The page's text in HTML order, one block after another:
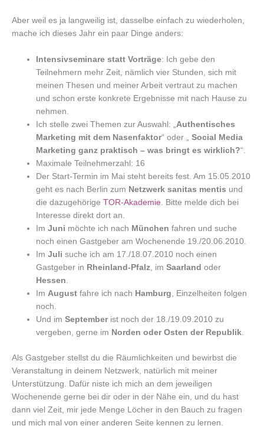
Aber weil es ja langweilig ist, dasselbe einfach zu wiederholen,
mache ich dieses Jahr ein paar Dinge anders:
Intensivseminare statt Vorträge: Ich gebe den
Teilnehmern mehr Zeit, nämlich vier Stunden, sich mit
meinen Thesen und meiner Arbeit vertraut zu machen
und schon erste konkrete Ergebnisse mit nach Hause zu
nehmen.
Ich stelle zwei Themen zur Auswahl: „ Authentisches
Marketing mit dem Nasenfaktor“ oder „Social Media
Marketing ganz praktisch – was bringt es wirklich?“.
Maximale Teilnehmerzahl: 16
Der Start-Termin im Mai steht bereits fest. Am 15.05.2010
geht es nach Berlin zum Netzwerk sanitas mentis und
die dazugehörigeTOR-Akademie . Bitte melde dich bei
Interesse direkt dort an.
ImJuni möchte ich nach München fahren und suche
noch einen Gastgeber am Wochenende 19./20.06.2010.
ImJuli suche ich am 17./18.07.2010 noch einen
Gastgeber in Rheinland-Pfalz , imSaarland oder
Hessen
Im August fahre ich nach Hamburg , Einzelheiten folgen
noch.
Und imSeptemberist noch der 18./19.09.2010 zu
vergeben, gerne im Norden oder Osten der Republik
Als Gastgeber stellst du die Räumlichkeiten und bewirbst die
Veranstaltung in deinem Netzwerk, natürlich mit meiner
Unterstützung. Dafür niste ich mich an dem jeweiligen
Wochenende gerne bei dir oder in der Nähe ein, und du hast
dann viel Zeit, mir jede Menge Löcher in den Bauch zu fragen
und mich mal von einer anderen Seite kennen zu lernen.